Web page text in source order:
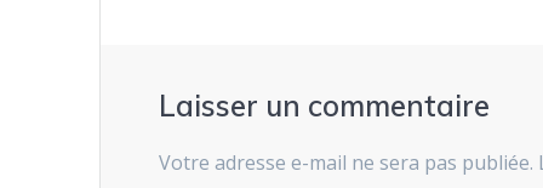
Laisser un commentaire
Votre adresse e-mail ne sera pas publiée.